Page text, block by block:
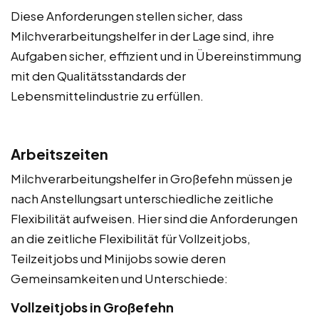
Diese Anforderungen stellen sicher, dass
Milchverarbeitungshelfer in der Lage sind, ihre
Aufgaben sicher, effizient und in Übereinstimmung
mit den Qualitätsstandards der
Lebensmittelindustrie zu erfüllen.
Arbeitszeiten
Milchverarbeitungshelfer in Großefehn müssen je
nach Anstellungsart unterschiedliche zeitliche
Flexibilität aufweisen. Hier sind die Anforderungen
an die zeitliche Flexibilität für Vollzeitjobs,
Teilzeitjobs und Minijobs sowie deren
Gemeinsamkeiten und Unterschiede:
Vollzeitjobs in Großefehn